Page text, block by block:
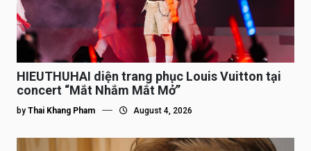
HIEUTHUHAI diện trang phục Louis Vuitton tại
concert “Mắt Nhắm Mắt Mở”
by Thai Khang Pham August 4, 2026